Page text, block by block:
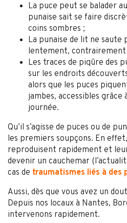
La puce peut se balader
punaise sait se faire
coins sombres ;
La punaise de lit ne saute
lentement, contrairement
Les traces de piqûre des
sur les endroits
alors que les puces
jambes, accessibles grâce
journée.
Qu’il s’agisse de puces ou de
les premiers soupçons. En
reproduisent rapidement et
devenir un cauchemar
cas de traumatismes liés à des
Aussi, dès que vous avez un
Depuis nos locaux à Nantes,
intervenons rapidement.